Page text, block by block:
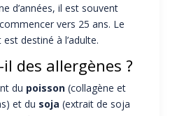
d’années, il est souvent
vers 25 ans. Le
destiné à l’adulte.
des allergènes ?
du poisson (collagène et
et du soja (extrait de soja